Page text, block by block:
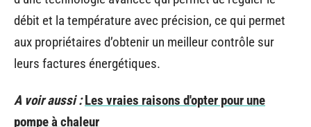
débit et la température avec précision, ce qui permet
aux propriétaires d’obtenir un meilleur contrôle sur
leurs factures énergétiques.
A voir aussi : Les vraies raisons d'opter pour une
pompe à chaleur